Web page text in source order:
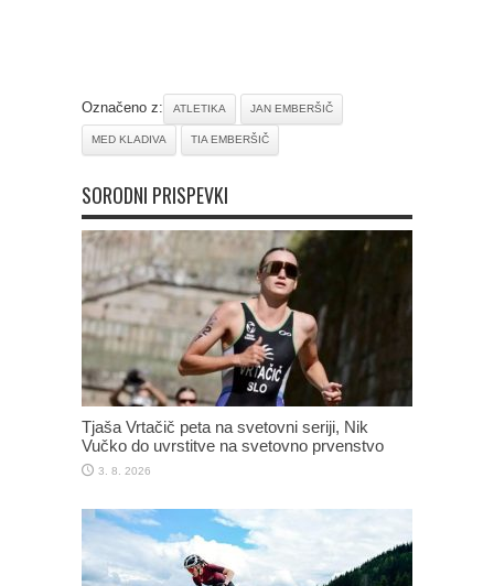
Označeno z: ATLETIKA JAN EMBERŠIČ
MED KLADIVA TIA EMBERŠIČ
SORODNI PRISPEVKI
Tjaša Vrtačič peta na svetovni seriji, Nik
Vučko do uvrstitve na svetovno prvenstvo
3. 8. 2026